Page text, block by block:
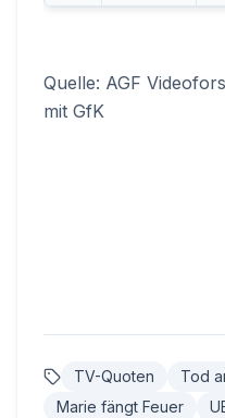
Quelle: AGF
mit GfK
TV-Quoten Tod
Marie fängt Feuer